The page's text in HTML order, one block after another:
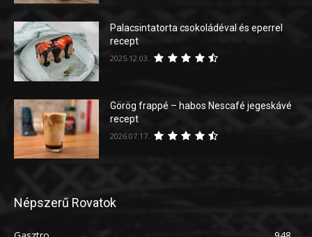
Palacsintatorta csokoládéval és eperrel
recept
2025.12.03.
Görög frappé – habos Nescafé jegeskávé
recept
2026.07.17.
Népszerű Rovatok